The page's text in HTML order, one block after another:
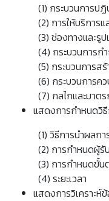
(1) กระบวนการปฏิบั
(2) การให้บริการแล
(3) ช่องทางและรูปแบ
(4) กระบวนการกำกั
(5) กระบวนการสร้าง
(6) กระบวนการควบคุ
(7) กลไกและมาตรกา
แสดงการกำหนดวิธี
(1) วิธีการนำผลการ
(2) การกำหนดผู้รับ
(3) การกำหนดขั้นต
(4) ระยะเวลา
แสดงการวิเคราะห์